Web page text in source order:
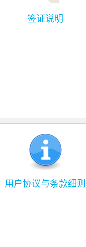
签证说明
用户协议与条款细则